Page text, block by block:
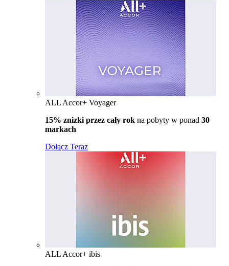
ALL Accor+ Voyager
15% znizki przez cały rok na pobyty w ponad 30
markach
Dołącz Teraz
ALL Accor+ ibis